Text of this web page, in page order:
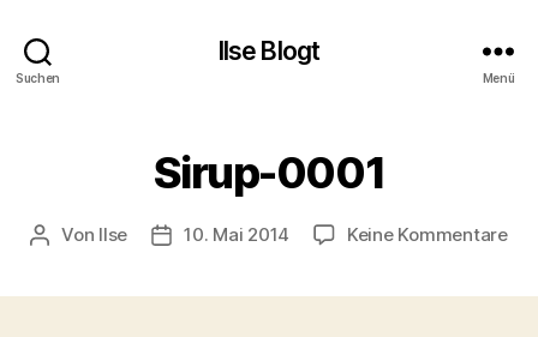
Suchen
Ilse Blogt
Menü
Sirup-0001
Beitragsautor
Von Ilse Beitragsdatum
10. Mai 2014 Keine Kommentarezu